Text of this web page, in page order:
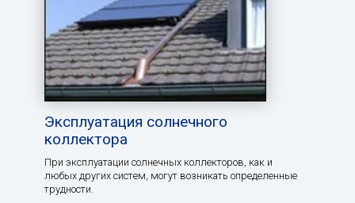
Эксплуатация солнечного
коллектора
При эксплуатации солнечных коллекторов, как и
любых других систем, могут возникать определенные
трудности.